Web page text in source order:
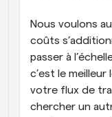
Nous voulons
coûts
passer à
c’est le
votre flux de
chercher un